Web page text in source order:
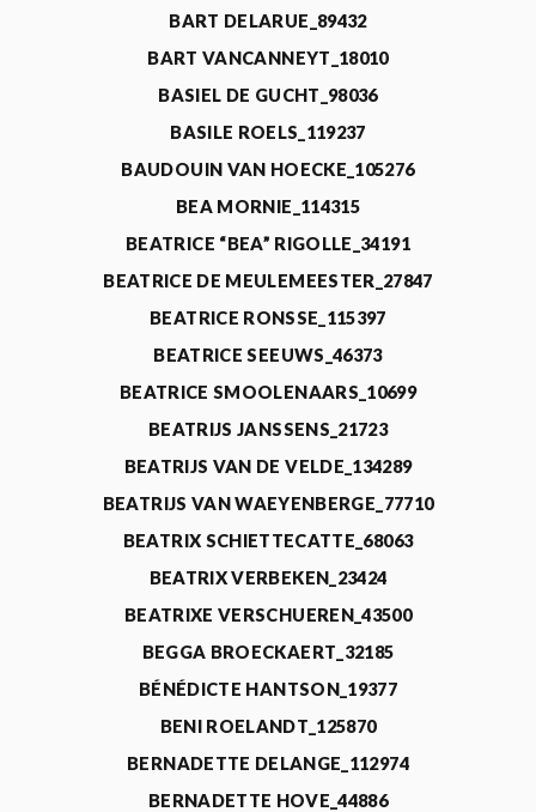
BART DELARUE_89432
BART VANCANNEYT_18010
BASIEL DE GUCHT_98036
BASILE ROELS_119237
BAUDOUIN VAN HOECKE_105276
BEA MORNIE_114315
BEATRICE “BEA” RIGOLLE_34191
BEATRICE DE MEULEMEESTER_27847
BEATRICE RONSSE_115397
BEATRICE SEEUWS_46373
BEATRICE SMOOLENAARS_10699
BEATRIJS JANSSENS_21723
BEATRIJS VAN DE VELDE_134289
BEATRIJS VAN WAEYENBERGE_77710
BEATRIX SCHIETTECATTE_68063
BEATRIX VERBEKEN_23424
BEATRIXE VERSCHUEREN_43500
BEGGA BROECKAERT_32185
BÉNÉDICTE HANTSON_19377
BENI ROELANDT_125870
BERNADETTE DELANGE_112974
BERNADETTE HOVE_44886